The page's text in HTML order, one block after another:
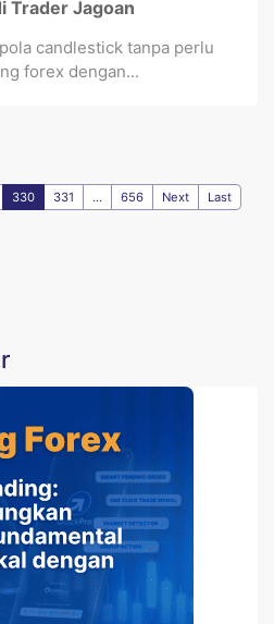
Trader Jagoan
candlestick tanpa perlu
forex dengan...
330 331 ... 656 Next Last